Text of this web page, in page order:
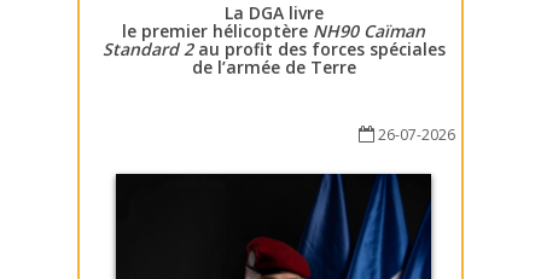
La DGA livre
le premier hélicoptère NH90 Caïman
Standard 2au profit des forces spéciales
de l’armée de Terre
26-07-2026